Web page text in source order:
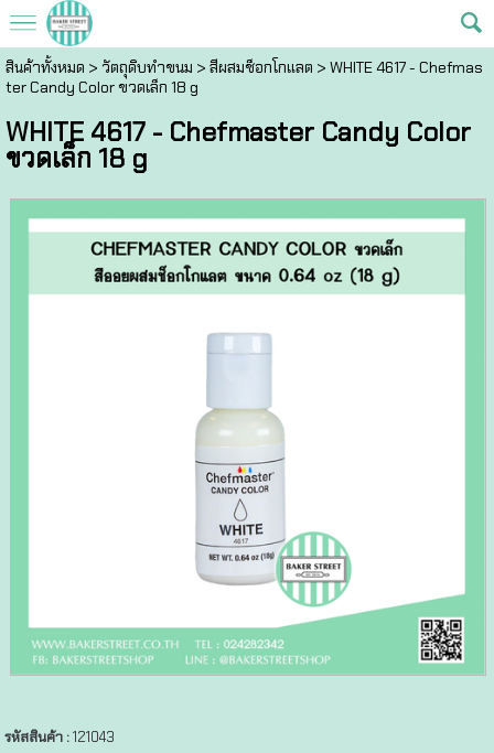
สินค้าทั้งหมด > วัตถุดิบทำขนม > สีผสมช็อกโกแลต > WHITE 4617 - Chefmas
ter Candy Color ขวดเล็ก 18 g
WHITE 4617 - Chefmaster Candy Color
ขวดเล็ก 18 g
รหัสสินค้า :121043